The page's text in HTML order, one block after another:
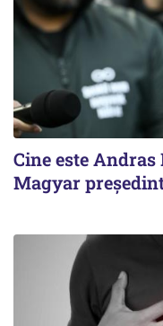
Cine este Andras
Magyar